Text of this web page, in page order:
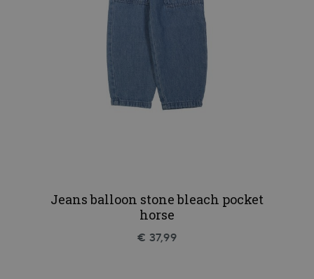
Jeans balloon stone bleach pocket
horse
€ 37,99